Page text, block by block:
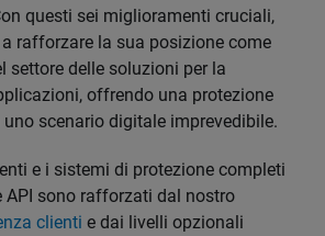
questi sei miglioramenti cruciali,
rafforzare la sua posizione come
settore delle soluzioni per la
offrendo una protezione
scenario digitale imprevedibile.
e i sistemi di protezione completi
API sono rafforzati dal nostro
clienti e dai livelli opzionali